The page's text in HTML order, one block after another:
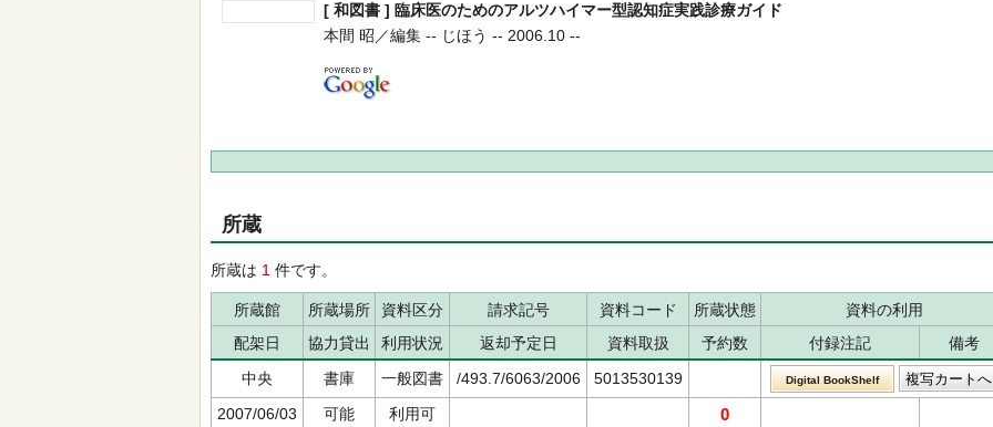
[ 和図書 ] 臨床医のためのアルツハイマー型認知症実践診療ガイド
本間 昭／編集 -- じほう -- 2006.10 --
所蔵
所蔵は 1 件です。
所蔵館 所蔵場所 資料区分 請求記号 資料コード 所蔵状態
資料の利用
配架日
協力貸出 利用状況 返却予定日 資料取扱 予約数 付録注記
備考
中央
書庫 一般図書 /493.7/6063/2006 5013530139 Digital BookShelf
2007/06/03 可能 利用可 0